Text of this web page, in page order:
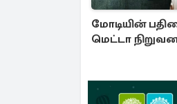
மோடியின்
மெட்டா